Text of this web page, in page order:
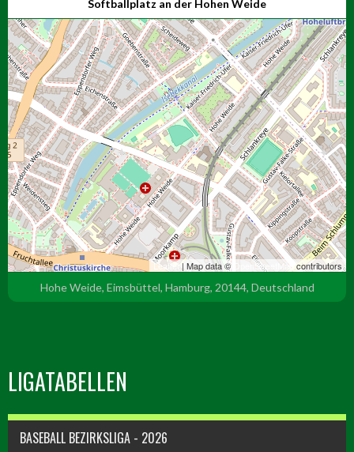
Softballplatz an der Hohen Weide
Leaflet | Map data © OpenStreetMap contributors
Hohe Weide, Eimsbüttel, Hamburg, 20144, Deutschland
LIGATABELLEN
BASEBALL BEZIRKSLIGA - 2026